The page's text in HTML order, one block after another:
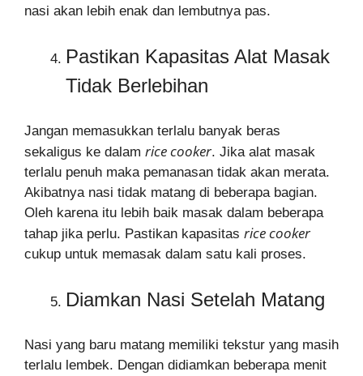
nasi akan lebih enak dan lembutnya pas.
Pastikan Kapasitas Alat Masak
Tidak Berlebihan
Jangan memasukkan terlalu banyak beras
sekaligus ke dalam rice cooker. Jika alat masak
terlalu penuh maka pemanasan tidak akan merata.
Akibatnya nasi tidak matang di beberapa bagian.
Oleh karena itu lebih baik masak dalam beberapa
tahap jika perlu. Pastikan kapasitas rice cooker
cukup untuk memasak dalam satu kali proses.
Diamkan Nasi Setelah Matang
Nasi yang baru matang memiliki tekstur yang masih
terlalu lembek. Dengan didiamkan beberapa menit